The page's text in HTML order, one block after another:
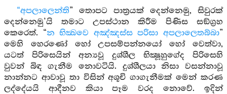
“අපලාලෙන්ති” තොපට පාත්‍රයක් දෙන්නෙමු, සිවුරක්
දෙන්නෙමු’යි තමාට උපස්ථාන කිරීම පිණිස සඞ්ග්‍රහ
කෙරෙත්. “න භික්‍ඛවෙ අඤ්ඤස්ස පරිසා අපලාලෙතබ්බා”
මෙහි හෙරණෝ හෝ උපසම්පන්නයෝ හෝ වෙත්වා,
යටත් පිරිසෙයින් අන්‍යවූ දුශ්ශීල භික්‍ෂූහුගේද පිරිසෙහි
වුවන් බිඳ ගැනීම නොවටියි. දුශ්ශීලයා නිසා වසන්නාවූ
නාන්නට ආවාවූ තා විසින් අශූචි ගාගැනීමක් මෙන් කරණ
ලද්දේයයි ආදීනව කියා පෑම වරද නොවේ. ඉදින්